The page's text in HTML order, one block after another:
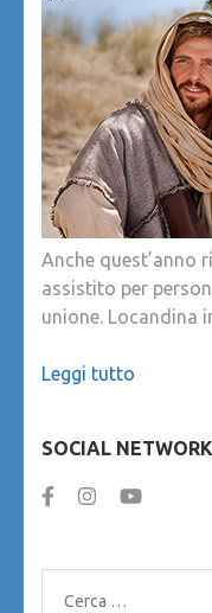
Anche quest’anno
assistito per
unione. Locandina
Leggi tutto
SOCIAL NETWORK
Ricerca